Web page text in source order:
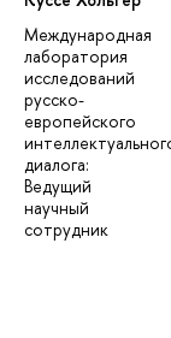
Международная
лаборатория
исследований
русско-
европейского
диалога:
Ведущий
научный
сотрудник